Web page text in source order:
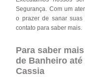
Segurança. Com um
o prazer de sanar
contato para saber mais.
Para saber
de Banheiro
Cassia